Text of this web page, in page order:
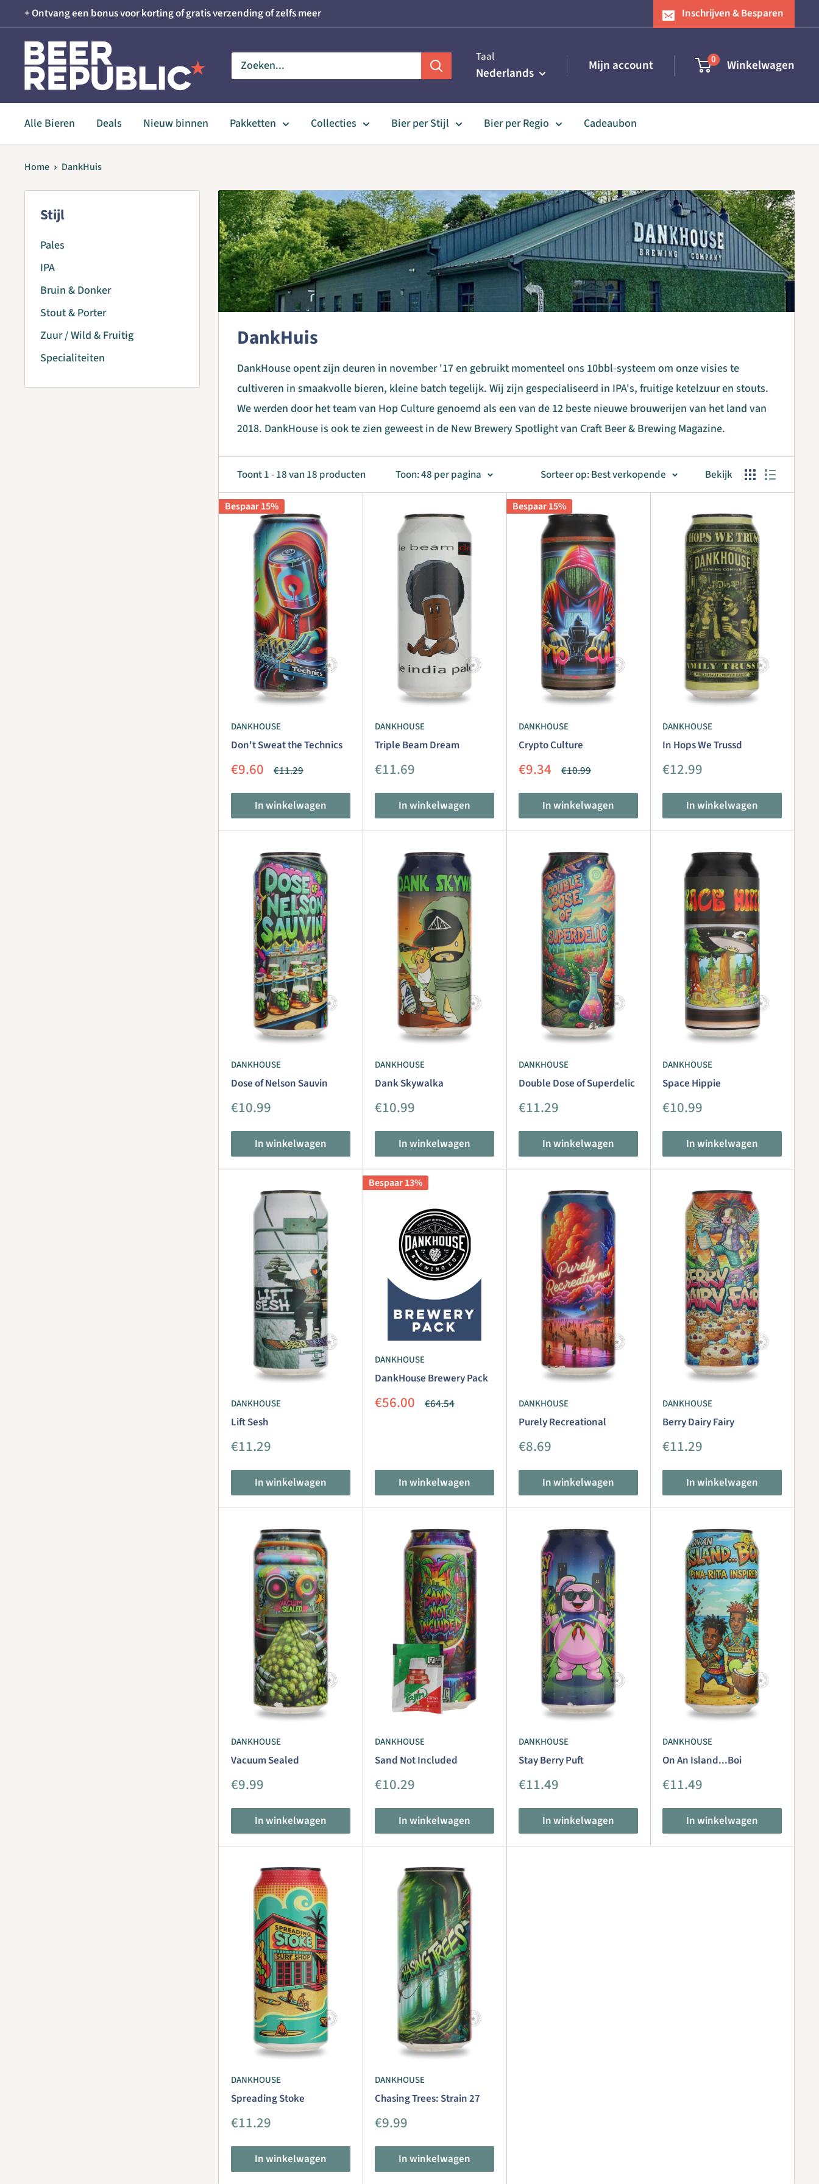
to
content
+ Ontvang een bonus voor korting of gratis verzending of zelfs meer Inschrijven & Besparen
Beer
Republic
Taal
Nederlands Mijn account 0 Winkelwagen
Alle Bieren Deals Nieuw binnen Pakketten Collecties Bier per Stijl Bier per Regio Cadeaubon
Home DankHuis
Stijl
Pales
IPA
Bruin & Donker
Stout & Porter
Zuur / Wild & Fruitig
Specialiteiten
DankHuis
DankHouse opent zijn deuren in november '17 en gebruikt momenteel ons 10bbl-systeem om onze visies te
cultiveren in smaakvolle bieren, kleine batch tegelijk. Wij zijn gespecialiseerd in IPA's, fruitige ketelzuur en stouts.
We werden door het team van Hop Culture genoemd als een van de 12 beste nieuwe brouwerijen van het land van
2018. DankHouse is ook te zien geweest in de New Brewery Spotlight van Craft Beer & Brewing Magazine.
Toont 1 - 18 van 18 producten Toon: 48 per pagina Sorteer op: Best verkopende Bekijk
Bespaar 15%
DANKHOUSE
Don't Sweat the Technics
Aanbiedingsprijs
€9.60 Normale
€11.29
In winkelwagen
DANKHOUSE
Triple Beam Dream
Aanbiedingsprijs
€11.69
In winkelwagen
Bespaar 15%
DANKHOUSE
Crypto Culture
Aanbiedingsprijs
€9.34 Normale
€10.99
In winkelwagen
DANKHOUSE
In Hops We Trussd
Aanbiedingsprijs
€12.99
In winkelwagen
DANKHOUSE
Dose of Nelson Sauvin
Aanbiedingsprijs
€10.99
In winkelwagen
DANKHOUSE
Dank Skywalka
Aanbiedingsprijs
€10.99
In winkelwagen
DANKHOUSE
Double Dose of Superdelic
Aanbiedingsprijs
€11.29
In winkelwagen
DANKHOUSE
Space Hippie
Aanbiedingsprijs
€10.99
In winkelwagen
DANKHOUSE
Lift Sesh
Aanbiedingsprijs
€11.29
In winkelwagen
Bespaar 13%
DANKHOUSE
DankHouse Brewery Pack
Aanbiedingsprijs
€56.00 Normale
€64.54
In winkelwagen
DANKHOUSE
Purely Recreational
Aanbiedingsprijs
€8.69
In winkelwagen
DANKHOUSE
Berry Dairy Fairy
Aanbiedingsprijs
€11.29
In winkelwagen
DANKHOUSE
Vacuum Sealed
Aanbiedingsprijs
€9.99
In winkelwagen
DANKHOUSE
Sand Not Included
Aanbiedingsprijs
€10.29
In winkelwagen
DANKHOUSE
Stay Berry Puft
Aanbiedingsprijs
€11.49
In winkelwagen
DANKHOUSE
On An Island...Boi
Aanbiedingsprijs
€11.49
In winkelwagen
DANKHOUSE
Spreading Stoke
Aanbiedingsprijs
€11.29
In winkelwagen
DANKHOUSE
Chasing Trees: Strain 27
Aanbiedingsprijs
€9.99
In winkelwagen